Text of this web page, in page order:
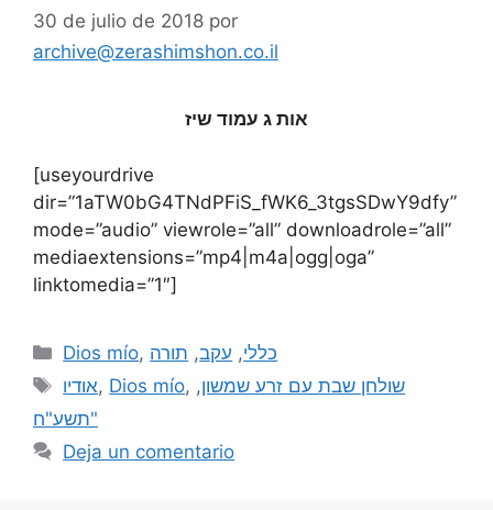
30 de julio de 2018 por
archive@zerashimshon.co.il
אות ג עמוד שיז
[useyourdrive
dir=”1aTW0bG4TNdPFiS_fWK6_3tgsSDwY9dfy”
mode=”audio” viewrole=”all” downloadrole=”all”
mediaextensions=”mp4|m4a|ogg|oga”
linktomedia=”1″]
Dios mío, כללי, עקב, תורה
אודיו, Dios mío, שולחן שבת עם זרע שמשון,
"תשע"ח
Deja un comentario